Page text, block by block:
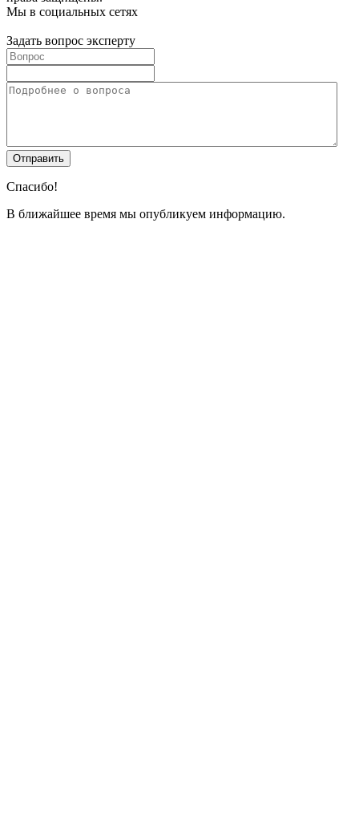
Мы в социальных сетях
Задать вопрос эксперту
Спасибо!
В ближайшее время мы опубликуем информацию.